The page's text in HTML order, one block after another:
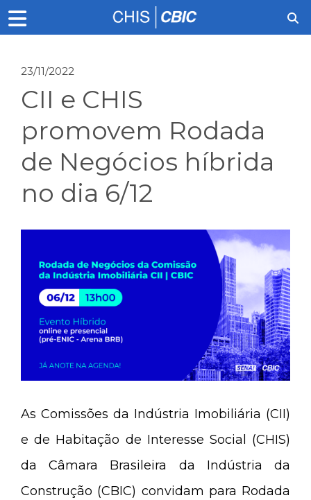
23/11/2022
CII e CHIS
promovem Rodada
de Negócios híbrida
no dia 6/12
As Comissões da Indústria Imobiliária (CII)
e de Habitação de Interesse Social (CHIS)
da Câmara Brasileira da Indústria da
Construção (CBIC) convidam para Rodada